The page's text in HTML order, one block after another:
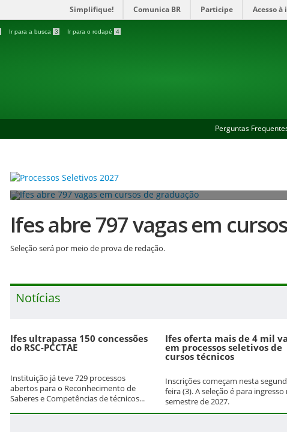
Simplifique! Comunica BR Participe Acesso
Ir para a busca 3 Ir para o rodapé 4
Perguntas
Ifes abre 797 vagas em
Seleção será por meio de prova de redação.
Notícias
Ifes ultrapassa 150 concessões
do RSC-PCCTAE
Instituição já teve 729 processos
abertos para o Reconhecimento de
Saberes e Competências de técnicos...
Ifes oferta mais de 4 mil
em processos seletivos de
cursos técnicos
Inscrições começam nesta
feira (3). A seleção é para ingresso
semestre de 2027.